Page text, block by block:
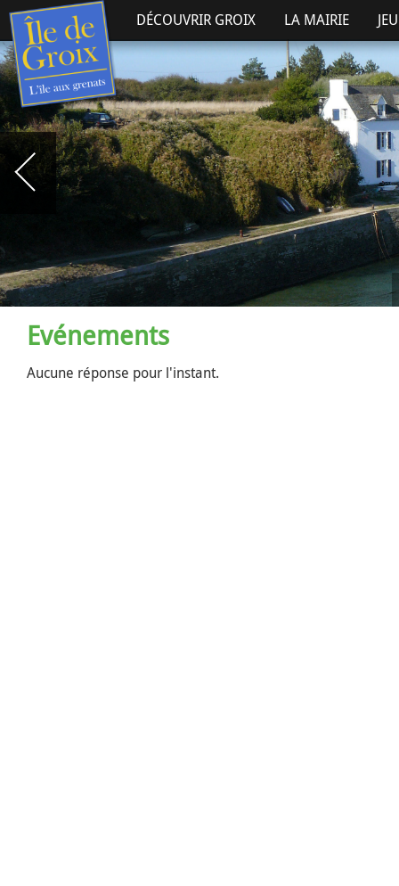
DÉCOUVRIR GROIX LA MAIRIE
Evénements
Aucune réponse pour l'instant.